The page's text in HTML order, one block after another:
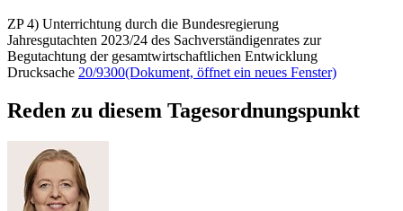
ZP 4) Unterrichtung durch die Bundesregierung
Jahresgutachten 2023/24 des Sachverständigenrates zur
Begutachtung der gesamtwirtschaftlichen Entwicklung
Drucksache 20/9300(Dokument, öffnet ein neues Fenster)
Reden zu diesem Tagesordnungspunkt